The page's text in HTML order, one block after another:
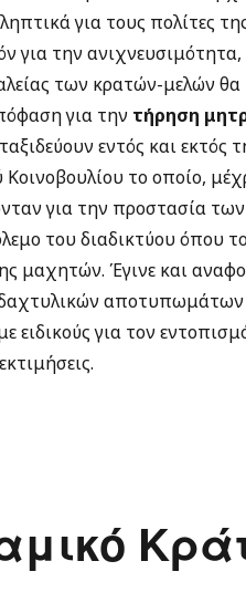
για τους πολίτες
για την
των κρατών-μελών θα
για την τήρηση
εντός και εκτός
το οποίο,
για την προστασία
του διαδικτύου όπου το
μαχητών. Έγινε και
για τον